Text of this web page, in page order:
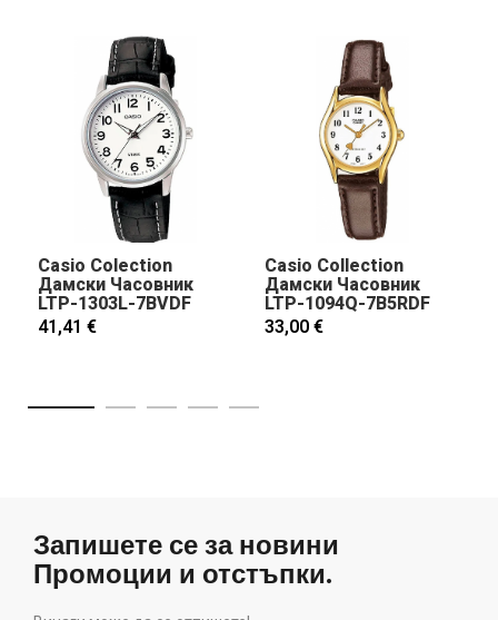
Casio Colection
Дамски Часовник
LTP-1303L-7BVDF
41,41 €
Casio Collection
Дамски Часовник
LTP-1094Q-7B5RDF
33,00 €
Запишете се за новини
Промоции и отстъпки.